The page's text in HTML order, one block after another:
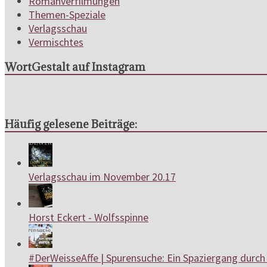
Themen-Speziale
Verlagsschau
Vermischtes
WortGestalt auf Instagram
Häufig gelesene Beiträge:
Verlagsschau im November 20.17
Horst Eckert - Wolfsspinne
#DerWeisseAffe | Spurensuche: Ein Spaziergang